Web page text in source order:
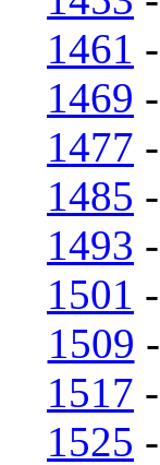
1461 -
1469 -
1477 -
1485 -
1493 -
1501 -
1509 -
1517 -
1525 -